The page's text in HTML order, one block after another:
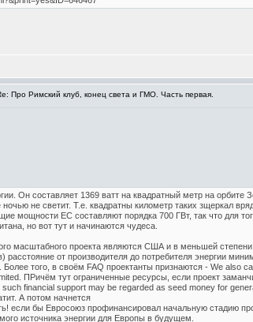
Про Римский клуб, конец света и ГМО. Часть первая.
Он составляет 1369 ватт на квадратный метр на
не светит. Т.е. квадратны километр таких зщеркал
мощности ЕС составляют порядка 700 ГВт, так что для
но вот тут и начинаются чудеса.
масштабного проекта являются США и в меньшей
от производителя до потребителя энергии
того, в своём FAQ проектанты признаются - We also
ПРичём тут ограниченные ресурсы, если проект
financial support may be regarded as seed money for
А потом начнется
если бы Евросоюз профинансировал начальную стадию
источника энергии для Европы в будущем.